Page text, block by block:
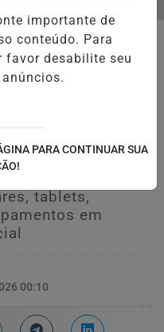
homem por
mais de
de celular
resultou na
tablets,
em
00:10
importante de
conteúdo. Para
favor desabilite seu
PARA CONTINUAR SUA